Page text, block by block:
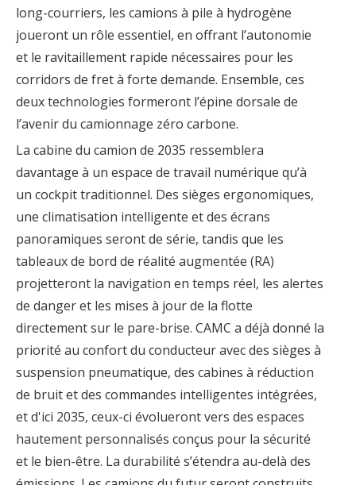
long-courriers, les camions à pile à hydrogène
joueront un rôle essentiel, en offrant l’autonomie
et le ravitaillement rapide nécessaires pour les
corridors de fret à forte demande. Ensemble, ces
deux technologies formeront l’épine dorsale de
l’avenir du camionnage zéro carbone.
La cabine du camion de 2035 ressemblera
davantage à un espace de travail numérique qu’à
un cockpit traditionnel. Des sièges ergonomiques,
une climatisation intelligente et des écrans
panoramiques seront de série, tandis que les
tableaux de bord de réalité augmentée (RA)
projetteront la navigation en temps réel, les alertes
de danger et les mises à jour de la flotte
directement sur le pare-brise. CAMC a déjà donné la
priorité au confort du conducteur avec des sièges à
suspension pneumatique, des cabines à réduction
de bruit et des commandes intelligentes intégrées,
et d'ici 2035, ceux-ci évolueront vers des espaces
hautement personnalisés conçus pour la sécurité
et le bien-être. La durabilité s’étendra au-delà des